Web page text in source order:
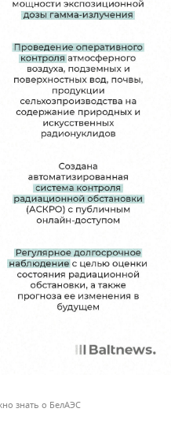
знать о БелАЭС